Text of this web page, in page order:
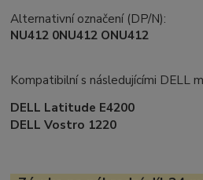
Alternativní označení (DP/N):
NU412 0NU412 ONU412
Kompatibilní s následujícími DELL
DELL Latitude E4200
DELL Vostro 1220